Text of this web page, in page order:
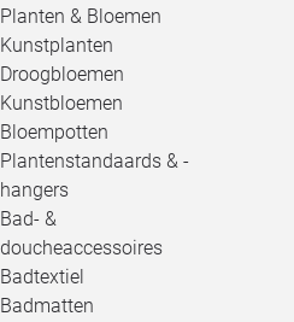
Planten & Bloemen
Kunstplanten
Droogbloemen
Kunstbloemen
Bloempotten
Plantenstandaards & -
hangers
Bad- &
doucheaccessoires
Badtextiel
Badmatten